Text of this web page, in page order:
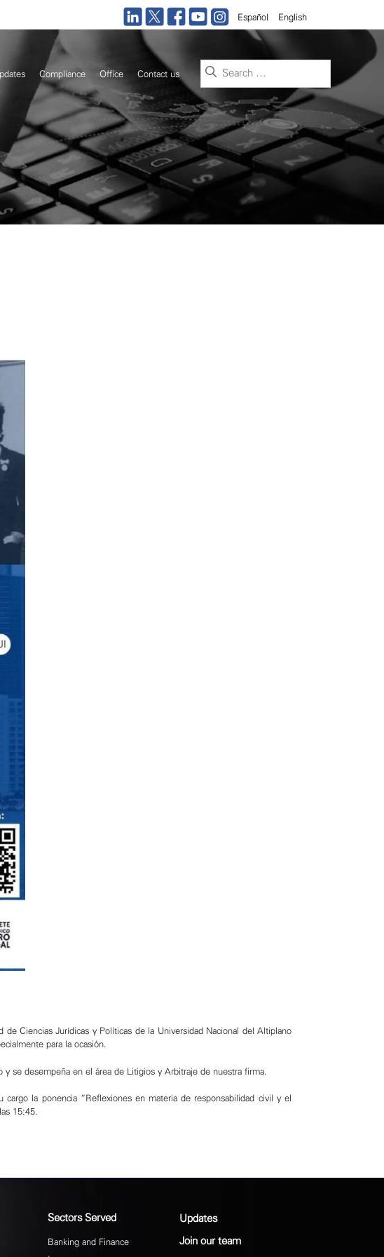
Español English
Compliance Office Contact us
Search
for:
de Ciencias Jurídicas y Políticas de la Universidad Nacional del Altiplano
para la ocasión.
se desempeña en el área de Litigios y Arbitraje de nuestra firma.
la ponencia “Reflexiones en materia de responsabilidad civil y el
15:45.
Sectors Served
Banking and Finance
Updates
Join our team